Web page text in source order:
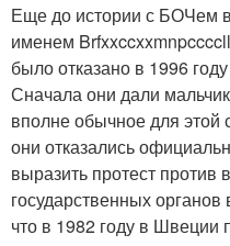
Еще до истории с БОЧем
именем
было отказано в 1996
Сначала они дали
вполне обычное для
они отказались
выразить протест против
государственных
что в 1982 году в Швеции